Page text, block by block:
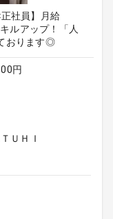
社員】月給
ルアップ！「人
おります◎
円
ＵＨＩ